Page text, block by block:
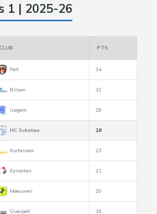
1 | 2025-26
CLUB PTS
Pelt 34
Bilzen 32
Izegem 28
HC Schoten 28
Kortessem 23
Eynatten 21
Meeuwen 20
Overpelt 18